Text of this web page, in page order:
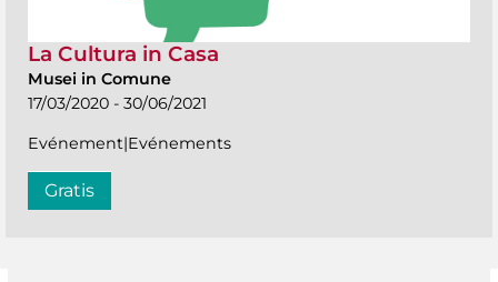
La Cultura in Casa
Musei in Comune
17/03/2020 - 30/06/2021
Evénement|Evénements
Gratis